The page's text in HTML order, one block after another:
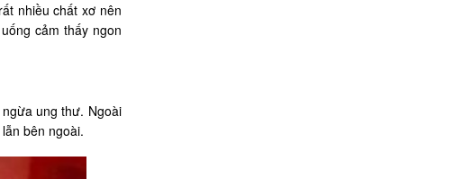
nhiều chất xơ nên
cảm thấy ngon
ung thư. Ngoài
bên ngoài.